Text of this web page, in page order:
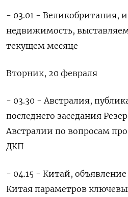
- 03.01 - Великобритания,
недвижимость,
текущем месяце
Вторник, 20 февраля
- 03.30 - Австралия,
последнего заседания
Австралии по вопросам
ДКП
- 04.15 - Китай,
Китая параметров